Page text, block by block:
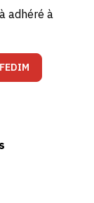
adhéré à